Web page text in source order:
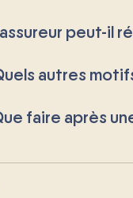
peut-il
autres
faire après